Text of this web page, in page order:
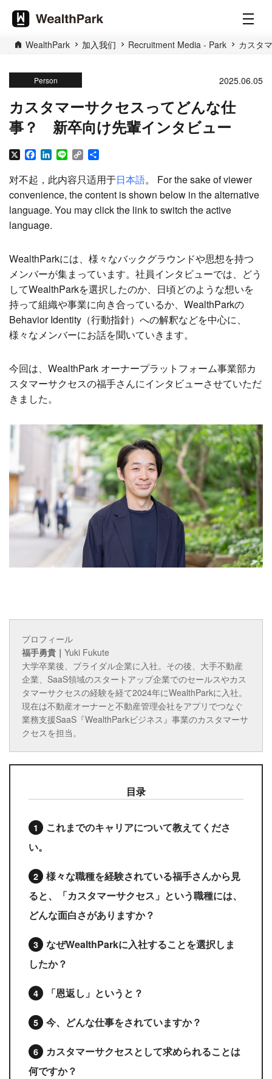
WealthPark 加入我们 Recruitment Media - Park カスタ
Person 2025.06.05
カスタマーサクセスってどんな仕
事？ 新卒向け先輩インタビュー
X Facebook
LinkedIn
Line Copy
对不起，此内容只适用于日本語。 For the sake of viewer
convenience, the content is shown below in the alternative
language. You may click the link to switch the active
language.
WealthParkには、様々なバックグラウンドや思想を持つ
メンバーが集まっています。社員インタビューでは、どう
してWealthParkを選択したのか、日頃どのような想いを
持って組織や事業に向き合っているか、WealthParkの
Behavior Identity（行動指針）への解釈などを中心に、
様々なメンバーにお話を聞いていきます。
今回は、WealthPark オーナープラットフォーム事業部カ
スタマーサクセスの福手さんにインタビューさせていただ
きました。
プロフィール
福手勇貴｜ Yuki Fukute
大学卒業後、ブライダル企業に入社。その後、大手不動産
企業、SaaS領域のスタートアップ企業でのセールスやカス
タマーサクセスの経験を経て2024年にWealthParkに入社。
現在は不動産オーナーと不動産管理会社をアプリでつなぐ
業務支援SaaS『WealthParkビジネス』事業のカスタマーサ
クセスを担当。
目录
これまでのキャリアについて教えてくださ
い。
様々な職種を経験されている福手さんから見
ると、「カスタマーサクセス」という職種には、
どんな面白さがありますか？
なぜWealthParkに入社することを選択しま
したか？
「恩返し」というと？
今、どんな仕事をされていますか？
カスタマーサクセスとして求められることは
何ですか？